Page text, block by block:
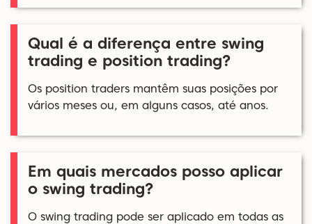
Qual é a diferença entre swing
trading e position trading?
Os position traders mantêm suas posições por
vários meses ou, em alguns casos, até anos.
Em quais mercados posso aplicar
o swing trading?
O swing trading pode ser aplicado em todas as